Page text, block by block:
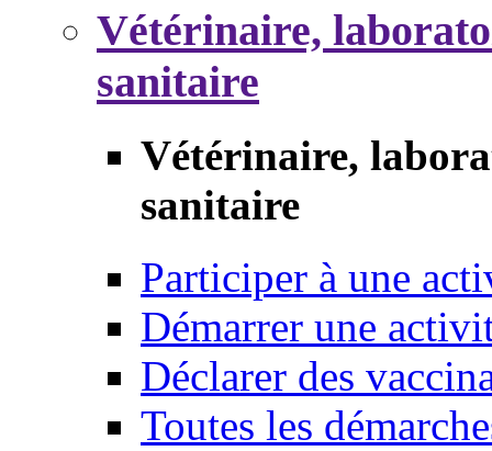
Vétérinaire,
sanitaire
Vétérinaire,
sanitaire
Participer à une
Démarrer une
Déclarer des
Toutes les